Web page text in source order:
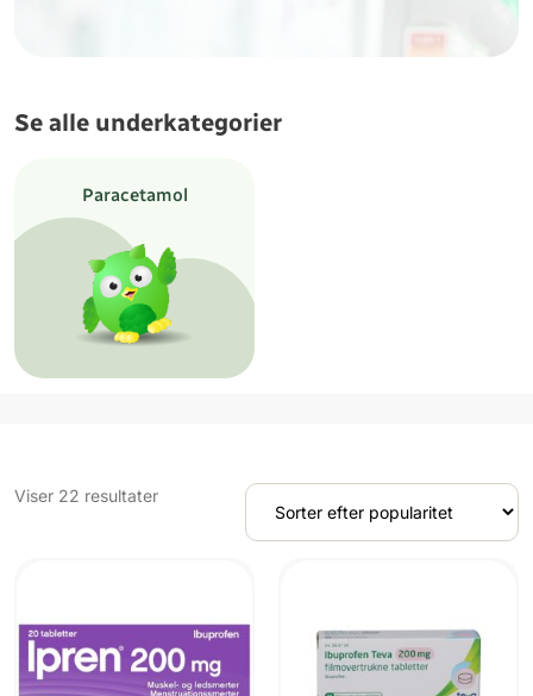
Se alle underkategorier
Paracetamol
Viser 22 resultaterSorteret